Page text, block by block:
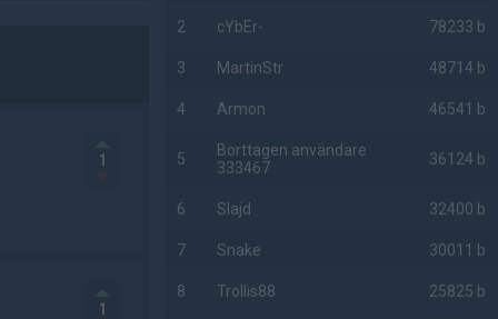
1
1
2 cYbEr- 78233 b
3 MartinStr 48714 b
4 Armon 46541 b
5
Borttagen användare
333467
36124 b
6 Slajd 32400 b
7 Snake 30011 b
8 Trollis88 25825 b